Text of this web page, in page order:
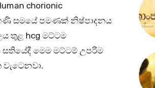
chorionic
සමයේ පමණක් නිෂ්පාදනය
තුළ hcg මට්ටම
මෙම මට්ටම් උපරිම